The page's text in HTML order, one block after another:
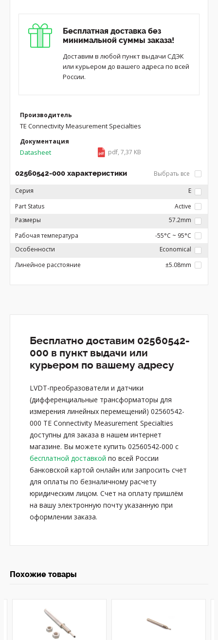
Бесплатная доставка без
минимальной суммы заказа!
Доставим в любой пункт выдачи СДЭК
или курьером до вашего адреса по всей
России.
Производитель
TE Connectivity Measurement Specialties
Документация
Datasheet pdf, 7,37 KB
02560542-000 характеристики Выбрать все
Серия
E
Part Status
Active
Размеры
57.2mm
Рабочая температура
-55°C ~ 95°C
Особенности
Economical
Линейное расстояние
±5.08mm
Бесплатно доставим 02560542-
000 в пункт выдачи или
курьером по вашему адресу
LVDT-преобразователи и датчики
(дифференциальные трансформаторы для
измерения линейных перемещений) 02560542-
000 TE Connectivity Measurement Specialties
доступны для заказа в нашем интернет
магазине. Вы можете купить 02560542-000 с
бесплатной доставкой по всей России
банковской картой онлайн или запросить счет
для оплаты по безналичному расчету
юридическим лицом. Счет на оплату пришлём
на вашу электронную почту указанную при
оформлении заказа.
Похожие товары